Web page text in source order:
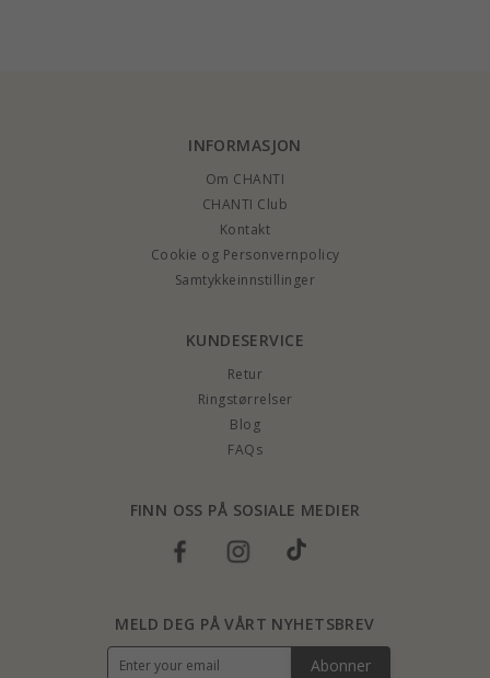
INFORMASJON
Om CHANTI
CHANTI Club
Kontakt
Cookie og Personvernpolicy
Samtykkeinnstillinger
KUNDESERVICE
Retur
Ringstørrelser
Blog
FAQs
FINN OSS PÅ SOSIALE MEDIER
MELD DEG PÅ VÅRT NYHETSBREV
Abonner